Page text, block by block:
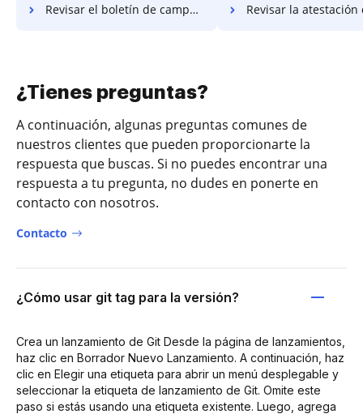
Revisar el boletín de campos obligatorios Revisar la atestación de campo
¿Tienes preguntas?
A continuación, algunas preguntas comunes de
nuestros clientes que pueden proporcionarte la
respuesta que buscas. Si no puedes encontrar una
respuesta a tu pregunta, no dudes en ponerte en
contacto con nosotros.
Contacto
¿Cómo usar git tag para la versión?
Crea un lanzamiento de Git Desde la página de lanzamientos,
haz clic en Borrador Nuevo Lanzamiento. A continuación, haz
clic en Elegir una etiqueta para abrir un menú desplegable y
seleccionar la etiqueta de lanzamiento de Git. Omite este
paso si estás usando una etiqueta existente. Luego, agrega